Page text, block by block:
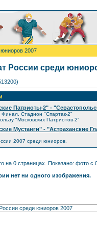
2007
России среди
Патриоты-2" -
Финал. Стадион "Спартак-2"
"Московских Патриотов-2"
Мустанги" - "Астраханские
2007 среди юниоров.
на 0 страницах. Показано: фото с
нет ни одного изображения.